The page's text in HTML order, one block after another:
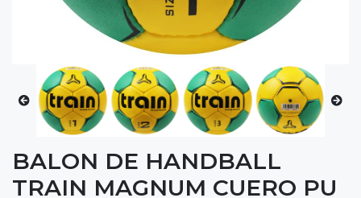
BALON DE HANDBALL
TRAIN MAGNUM CUERO PU